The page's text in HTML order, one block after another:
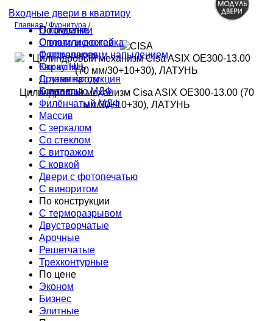
Входные двери в квартиру
По отделке
С винилискожей
С порошковым напылением
Окрас НЦ
С ламинатом
С панелью МДФ
Филёнчатый МДФ
Массив
С зеркалом
Со стеклом
С витражом
С ковкой
Двери с фотопечатью
С виноритом
По конструкции
С терморазрывом
Двустворчатые
Арочные
Решетчатые
Трехконтурные
По цене
Эконом
Бизнес
Элитные
О компании
Оплата и доставка
Фотогалерея
Как купить
Другая продукция
Контакты
Главная / Фурнитура /
Цилиндровый механизм Cisa ASIX OE300-13.00 (70
мм/30+10+30), ЛАТУНЬ